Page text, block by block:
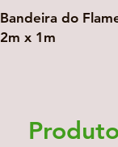
Bandeira do
2m x 1m